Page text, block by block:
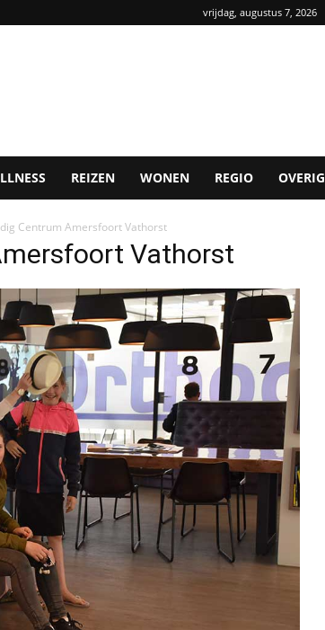
vrijdag, augustus 7, 2026
REIZEN WONEN REGIO OVERIG
Centrum Amersfoort Vathorst
Vathorst